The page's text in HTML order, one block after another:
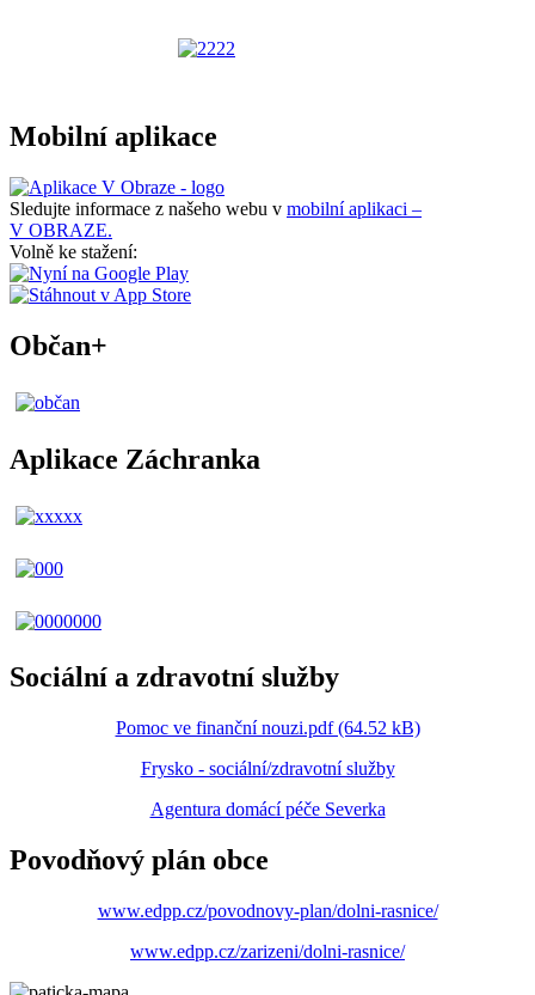
Mobilní aplikace
Sledujte informace z našeho webu v mobilní aplikaci –
V OBRAZE.
Volně ke stažení:
Občan+
Aplikace Záchranka
Sociální a zdravotní služby
Pomoc ve finanční nouzi.pdf (64.52 kB)
Frysko - sociální/zdravotní služby
Agentura domácí péče Severka
Povodňový plán obce
www.edpp.cz/povodnovy-plan/dolni-rasnice/
www.edpp.cz/zarizeni/dolni-rasnice/